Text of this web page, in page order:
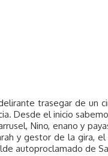
trasegar de un
Desde el inicio
Nino, enano y
y gestor de la gira,
autoproclamado de